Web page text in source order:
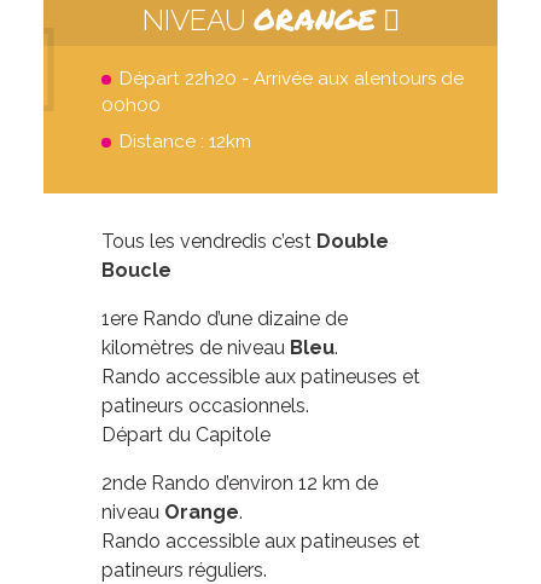
NIVEAU ORANGE
Départ 22h20 - Arrivée aux alentours de
00h00
Distance : 12km
Tous les vendredis c’est Double
Boucle
1ere Rando d’une dizaine de
kilomètres de niveau Bleu.
Rando accessible aux patineuses et
patineurs occasionnels.
Départ du Capitole
2nde Rando d’environ 12 km de
niveau Orange.
Rando accessible aux patineuses et
patineurs réguliers.